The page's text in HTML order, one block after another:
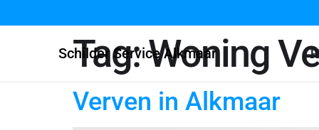
Schilder Service Alkmaar
Tag:Woning
Verven in Alkmaar